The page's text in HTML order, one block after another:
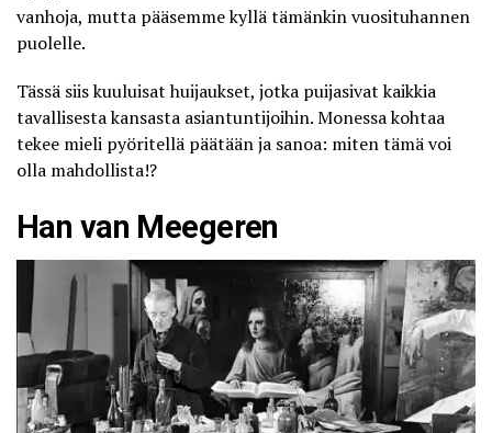
vanhoja, mutta pääsemme kyllä tämänkin vuosituhannen
puolelle.
Tässä siis kuuluisat huijaukset, jotka puijasivat kaikkia
tavallisesta kansasta asiantuntijoihin. Monessa kohtaa
tekee mieli pyöritellä päätään ja sanoa: miten tämä voi
olla mahdollista!?
Han van Meegeren